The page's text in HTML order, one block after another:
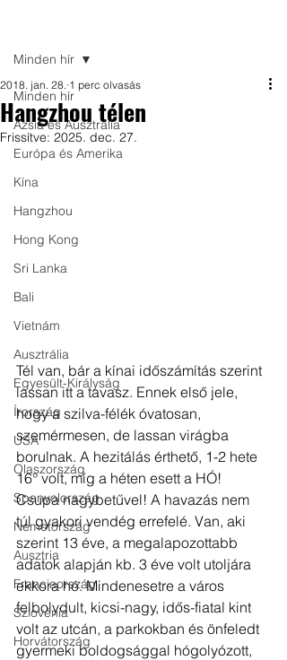
Minden hír
Ázsia és Ausztrália
Európa és Amerika
Kína
Hangzhou
Hong Kong
Sri Lanka
Bali
Vietnám
Ausztrália
Egyesült-Királyság
Írország
USA
Olaszország
Spanyolország
Németország
Ausztria
Franciaország
Szlovénia
Horvátország
Minden hír
Hangzhou télen
2018. jan. 28. 1 perc olvasás
Frissítve: 2025. dec. 27.
Tél van, bár a kínai időszámítás szerint
lassan itt a tavasz. Ennek első jele,
hogy a szilva-félék óvatosan,
szemérmesen, de lassan virágba
borulnak. A hezitálás érthető, 1-2 hete
16° volt, míg a héten esett a HÓ!
Csupa nagybetűvel! A havazás nem
túl gyakori vendég errefelé. Van, aki
szerint 13 éve, a megalapozottabb
adatok alapján kb. 3 éve volt utoljára
ekkora hó. Mindenesetre a város
felbolydult, kicsi-nagy, idős-fiatal kint
volt az utcán, a parkokban és önfeledt
gyermeki boldogsággal hógolyózott,